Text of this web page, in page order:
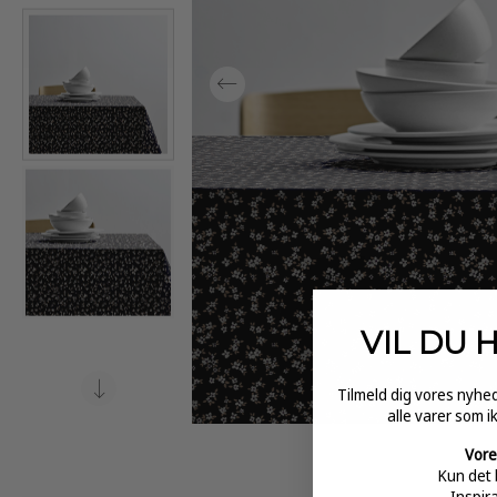
VIL DU
Tilmeld dig vores
alle varer som
Kun det